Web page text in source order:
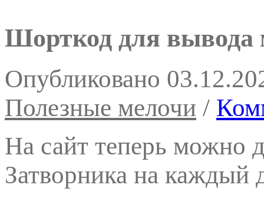
Шорткод для вывода
Опубликовано
Полезные мелочи /
На сайт теперь можно
Затворника на каждый